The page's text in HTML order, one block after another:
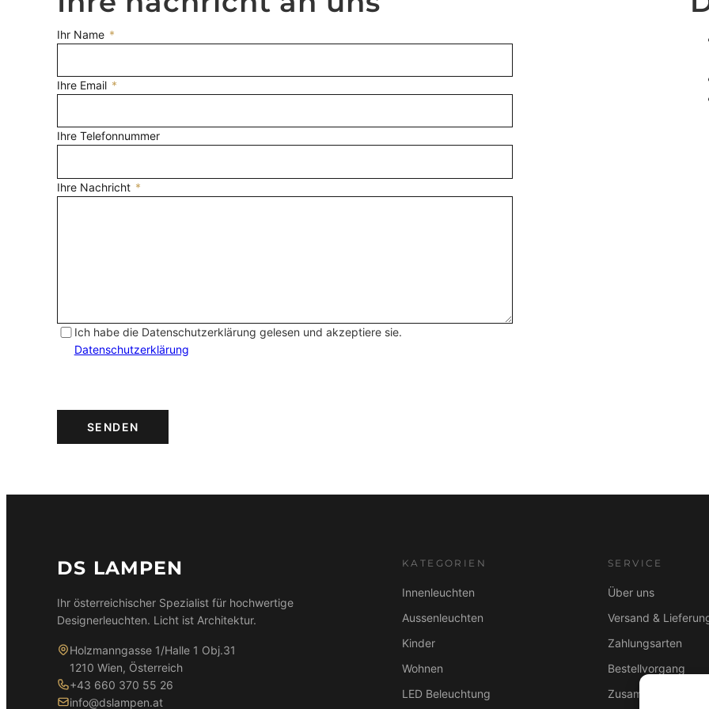
Ihr Name *
Ihre Email *
Ihre Telefonnummer
Ihre Nachricht *
Ich habe die Datenschutzerklärung gelesen und akzeptiere sie.
Datenschutzerklärung
SENDEN
DS LAMPEN
Ihr österreichischer Spezialist für hochwertige
Designerleuchten. Licht ist Architektur.
Holzmanngasse 1/Halle 1 Obj.31
1210 Wien, Österreich
+43 660 370 55 26
info@dslampen.at
KATEGORIEN
Innenleuchten
Aussenleuchten
Kinder
Wohnen
LED Beleuchtung
SERVICE
Über uns
Versand &
Zahlungsarten
Bestellvorgang
Zusammenarbeit